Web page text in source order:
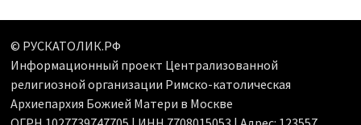
© РУСКАТОЛИК.РФ
Информационный проект Централизованной
религиозной организации Римско-католическая
Архиепархия Божией Матери в Москве